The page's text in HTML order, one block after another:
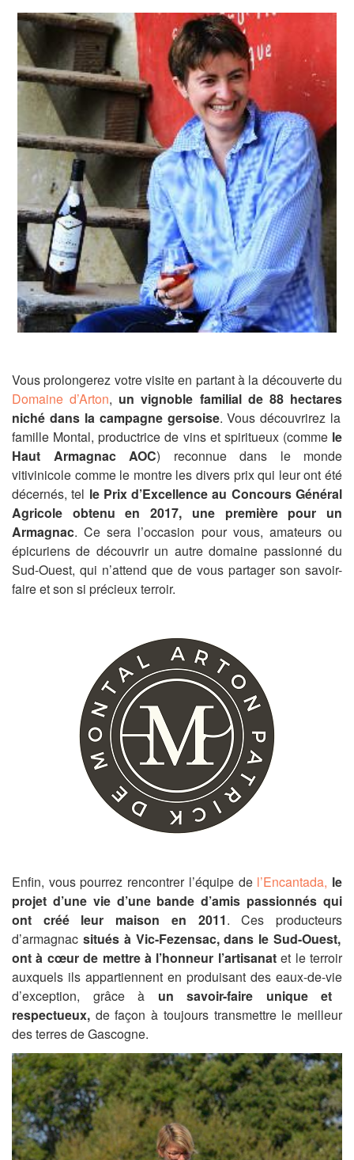
Vous prolongerez votre visite en partant à la découverte du
Domaine d’Arton, un vignoble familial de 88 hectares
niché dans la campagne gersoise. Vous découvrirez la
famille Montal, productrice de vins et spiritueux (comme le
Haut Armagnac AOC) reconnue dans le monde
vitivinicole comme le montre les divers prix qui leur ont été
décernés, tel le Prix d’Excellence au Concours Général
Agricole obtenu en 2017, une première pour un
Armagnac. Ce sera l’occasion pour vous, amateurs ou
épicuriens de découvrir un autre domaine passionné du
Sud-Ouest, qui n’attend que de vous partager son savoir-
faire et son si précieux terroir.
Enfin, vous pourrez rencontrer l’équipe de l’Encantada, le
projet d’une vie d’une bande d’amis passionnés qui
ont créé leur maison en 2011.Cesproducteurs
d’armagnac situés à Vic-Fezensac, dans le Sud-Ouest,
ontà cœurde mettre à l’honneur l’artisanatet le terroir
auxquels ils appartiennent en produisant des eaux-de-vie
d’exception, grâce à un savoir-faire
unique et
respectueux, de façon à toujours transmettre le meilleur
des terres de Gascogne.